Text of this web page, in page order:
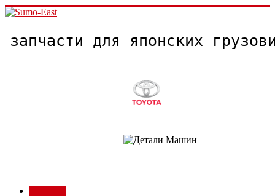
запчасти для японских